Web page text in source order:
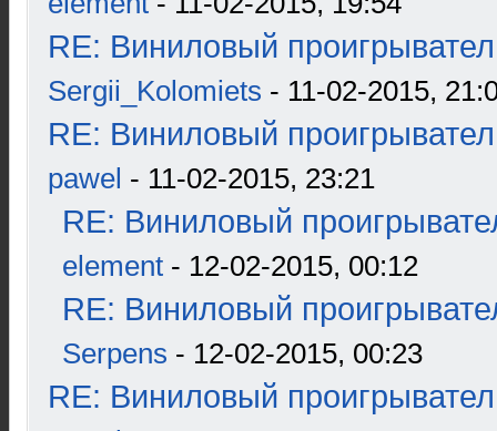
RE: Виниловый
Sergii_Kolomiets - 11-02-2015,
RE: Виниловый
pawel - 11-02-2015, 23:21
RE: Виниловый
element - 12-02-2015, 00:12
RE: Виниловый
Serpens - 12-02-2015, 00:23
RE: Виниловый